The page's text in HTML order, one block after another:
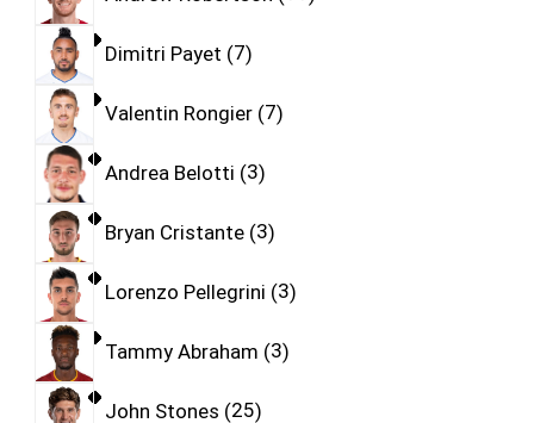
Dimitri Payet 7
Valentin Rongier 7
Andrea Belotti 3
Bryan Cristante 3
Lorenzo Pellegrini 3
Tammy Abraham 3
John Stones 25